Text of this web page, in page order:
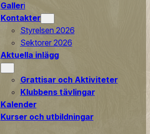
Galleri
Kontakter
Styrelsen 2026
Sektorer 2026
Aktuella inlägg
Grattisar och Aktiviteter
Klubbens tävlingar
Kalender
Kurser och utbildningar